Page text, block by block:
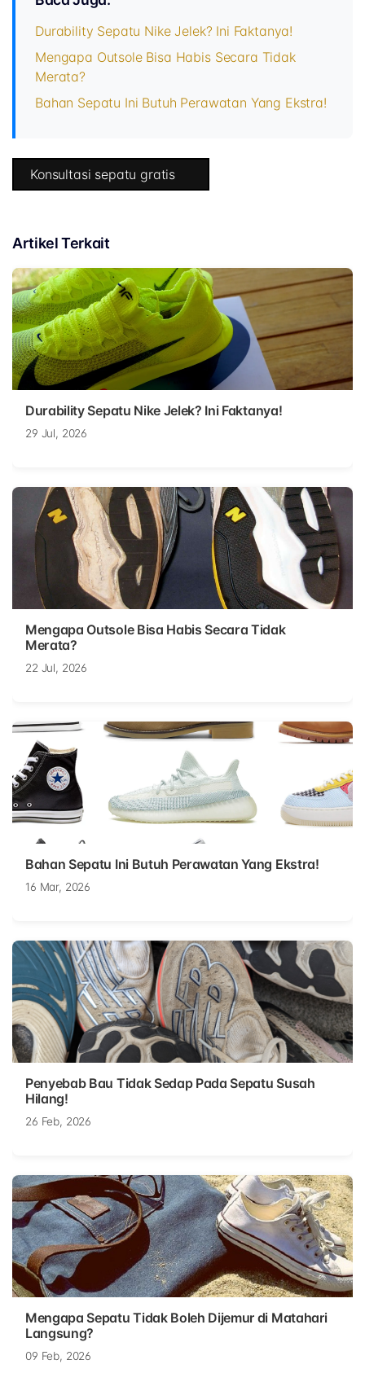
Durability Sepatu Nike Jelek? Ini Faktanya!
Mengapa Outsole Bisa Habis Secara Tidak
Merata?
Bahan Sepatu Ini Butuh Perawatan Yang Ekstra!
Konsultasi sepatu gratis
Artikel Terkait
Durability Sepatu Nike Jelek? Ini Faktanya!
29 Jul, 2026
Mengapa Outsole Bisa Habis Secara Tidak
Merata?
22 Jul, 2026
Bahan Sepatu Ini Butuh Perawatan Yang Ekstra!
16 Mar, 2026
Penyebab Bau Tidak Sedap Pada Sepatu Susah
Hilang!
26 Feb, 2026
Mengapa Sepatu Tidak Boleh Dijemur di Matahari
Langsung?
09 Feb, 2026